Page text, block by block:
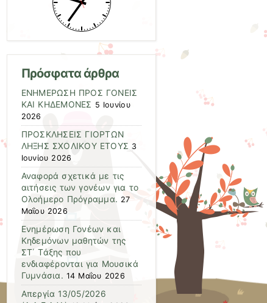
Πρόσφατα άρθρα
ΕΝΗΜΕΡΩΣΗ ΠΡΟΣ ΓΟΝΕΙΣ
ΚΑΙ ΚΗΔΕΜΟΝΕΣ 5 Ιουνίου
2026
ΠΡΟΣΚΛΗΣΕΙΣ ΓΙΟΡΤΩΝ
ΛΗΞΗΣ ΣΧΟΛΙΚΟΥ ΕΤΟΥΣ 3
Ιουνίου 2026
Αναφορά σχετικά με τις
αιτήσεις των γονέων για το
Ολοήμερο Πρόγραμμα. 27
Μαΐου 2026
Ενημέρωση Γονέων και
Κηδεμόνων μαθητών της
ΣΤ΄ Τάξης που
ενδιαφέρονται για Μουσικά
Γυμνάσια. 14 Μαΐου 2026
Απεργία 13/05/2026